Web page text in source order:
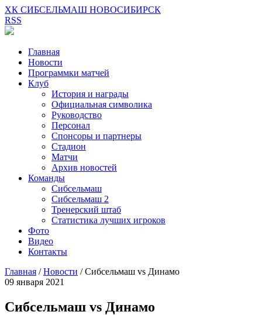
ХК СИБСЕЛЬМАШ НОВОСИБИРСК
RSS
Главная
Новости
Программки матчей
Клуб
История и награды
Официальная символика
Руководство
Персонал
Спонсоры и партнеры
Стадион
Матчи
Архив новостей
Команды
Сибсельмаш
Сибсельмаш 2
Тренерский штаб
Статистика лучших игроков
Фото
Видео
Контакты
Главная /Новости /Сибсельмаш vs Динамо
09 января 2021
Сибсельмаш vs Динамо